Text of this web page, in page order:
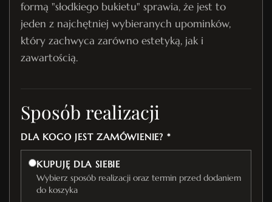
formą "słodkiego bukietu" sprawia, że jest to
jeden z najchętniej wybieranych upominków,
który zachwyca zarówno estetyką, jak i
zawartością.
Sposób realizacji
DLA KOGO JEST ZAMÓWIENIE? *
KUPUJĘ DLA SIEBIE
Wybierz sposób realizacji oraz termin przed dodaniem
do koszyka